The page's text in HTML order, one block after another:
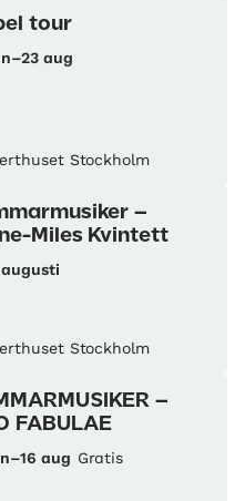
tour
aug
Stockholm
–
Miles Kvintett
augusti
Stockholm
–
FABULAE
aug Gratis